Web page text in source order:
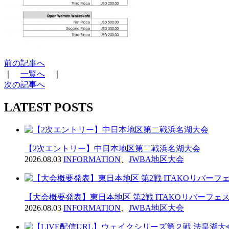
前の記事へ
一覧へ
次の記事へ
LATEST POSTS
【2次エントリー】中日本地区第二戦浜名湖大会
2026.08.03 INFORMATION JWBA地区大会
【大会概要発表】東日本地区 第2戦 ITAKOリバーフェ
2026.08.03 INFORMATION JWBA地区大会